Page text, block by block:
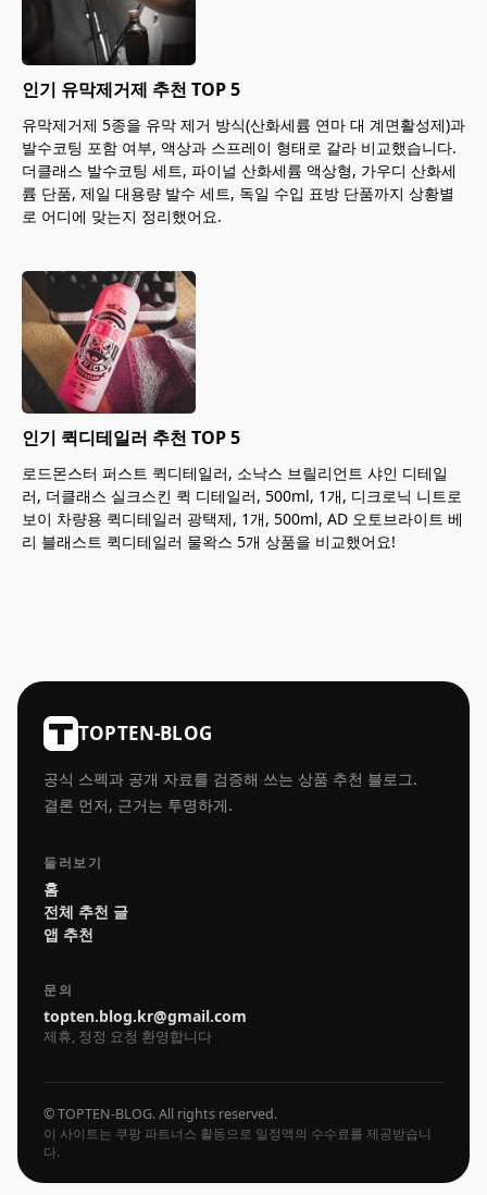
인기 유막제거제 추천 TOP 5
유막제거제 5종을 유막 제거 방식(산화세륨 연마 대 계면활성제)과
발수코팅 포함 여부, 액상과 스프레이 형태로 갈라 비교했습니다.
더클래스 발수코팅 세트, 파이널 산화세륨 액상형, 가우디 산화세
륨 단품, 제일 대용량 발수 세트, 독일 수입 표방 단품까지 상황별
로 어디에 맞는지 정리했어요.
인기 퀵디테일러 추천 TOP 5
로드몬스터 퍼스트 퀵디테일러, 소낙스 브릴리언트 샤인 디테일
러, 더클래스 실크스킨 퀵 디테일러, 500ml, 1개, 디크로닉 니트로
보이 차량용 퀵디테일러 광택제, 1개, 500ml, AD 오토브라이트 베
리 블래스트 퀵디테일러 물왁스 5개 상품을 비교했어요!
TOPTEN-BLOG
공식 스펙과 공개 자료를 검증해 쓰는 상품 추천 블로그.
결론 먼저, 근거는 투명하게.
둘러보기
홈
전체 추천 글
앱 추천
문의
topten.blog.kr@gmail.com
제휴, 정정 요청 환영합니다
© TOPTEN-BLOG. All rights reserved.
이 사이트는 쿠팡 파트너스 활동으로 일정액의 수수료를 제공받습니
다.